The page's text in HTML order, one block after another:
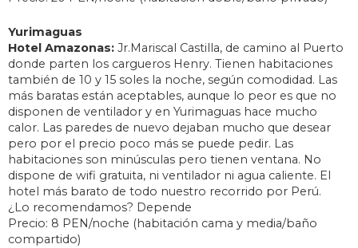
Yurimaguas
Hotel Amazonas: Jr.Mariscal Castilla, de camino al Puerto
donde parten los cargueros Henry. Tienen habitaciones
también de 10 y 15 soles la noche, según comodidad. Las
más baratas están aceptables, aunque lo peor es que no
disponen de ventilador y en Yurimaguas hace mucho
calor. Las paredes de nuevo dejaban mucho que desear
pero por el precio poco más se puede pedir. Las
habitaciones son minúsculas pero tienen ventana. No
dispone de wifi gratuita, ni ventilador ni agua caliente. El
hotel más barato de todo nuestro recorrido por Perú.
¿Lo recomendamos? Depende
Precio: 8 PEN/noche (habitación cama y media/baño
compartido)